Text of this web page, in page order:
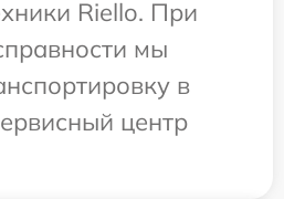
Riello. При
мы
в
центр